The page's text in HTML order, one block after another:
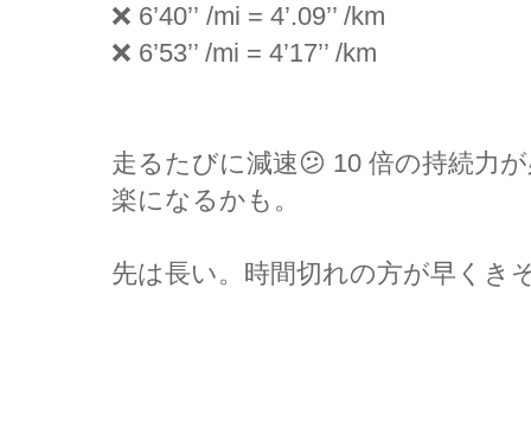
❌ 6’40’’ /mi = 4’.09’’ /km
❌ 6’53’’ /mi = 4’17’’ /km
走るたびに減速😕 10 倍の持続力
楽になるかも。
先は長い。時間切れの方が早くき